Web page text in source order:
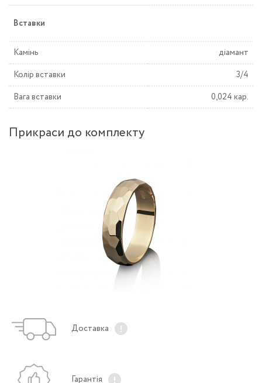
Вставки
Камінь
діамант
Колір вставки
3/4
Вага вставки
0,024 кар.
Прикраси до комплекту
Доставка
Гарантія